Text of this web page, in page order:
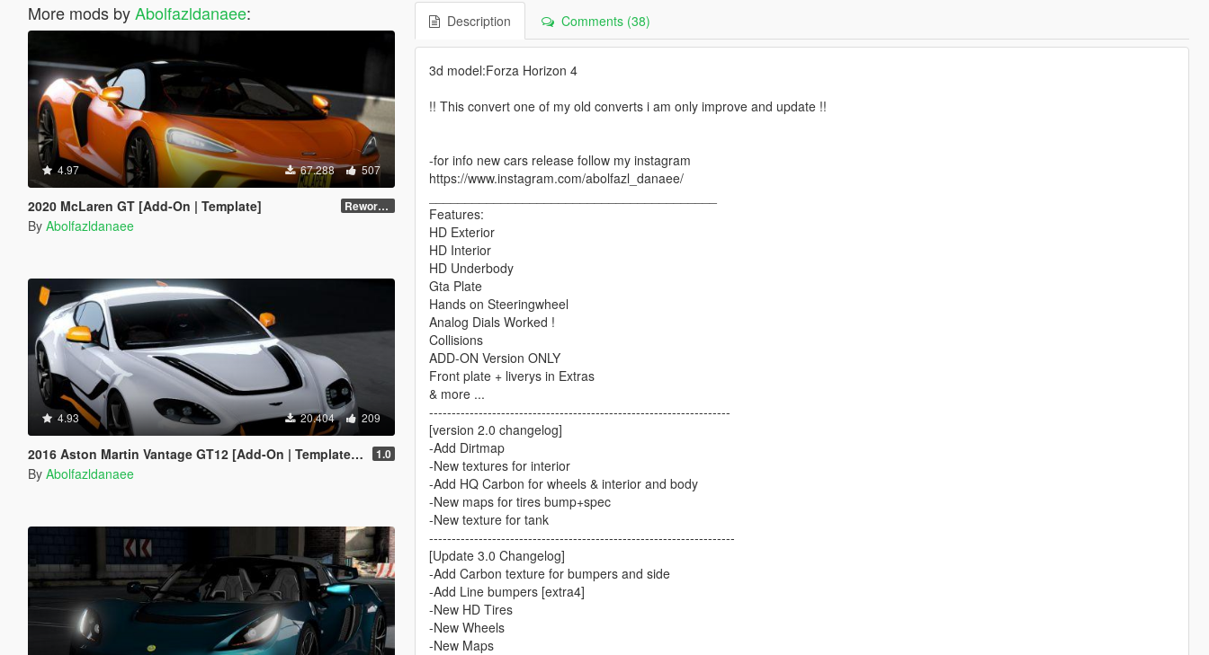
More mods byAbolfazldanaee:
4.97 67.288 507
2020 McLaren GT [Add-On | Template] Reworked 1.0
By Abolfazldanaee
4.93 20.404 209
2016 Aston Martin Vantage GT12 [Add-On | Template | Extras] 1.0
By Abolfazldanaee
Description Comments (38)
3d model:Forza Horizon 4
!! This convert one of my old converts i am only improve and update !!
-for info new cars release follow my instagram
https://www.instagram.com/abolfazl_danaee/
Features:
HD Exterior
HD Interior
HD Underbody
Gta Plate
Hands on Steeringwheel
Analog Dials Worked !
Collisions
ADD-ON Version ONLY
Front plate + liverys in Extras
& more ...
-------------------------------------------------------------------
[version 2.0 changelog]
-Add Dirtmap
-New textures for interior
-Add HQ Carbon for wheels & interior and body
-New maps for tires bump+spec
-New texture for tank
--------------------------------------------------------------------
[Update 3.0 Changelog]
-Add Carbon texture for bumpers and side
-Add Line bumpers [extra4]
-New HD Tires
-New Wheels
-New Maps